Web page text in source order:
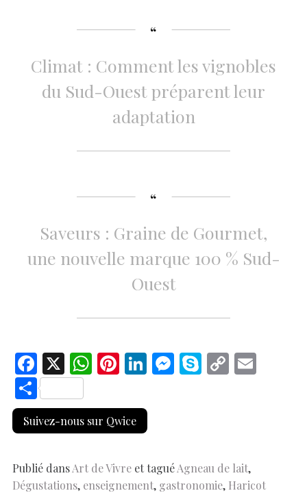
Climat : Comment les vignobles
du Sud-Ouest préparent leur
adaptation
Saveurs : Graine de Gourmet,
une nouvelle marque 100 % Sud-
Ouest
F
ac
e
b
o
X W
at
s
p
Pi
er
es
Li
k
e
n
M
er
S C
n
S
h
ar
Suivez-nous sur Qwice
Publié dansArt de Vivre et taguéAgneau de lait,
Dégustations, enseignement, gastronomie, Haricot